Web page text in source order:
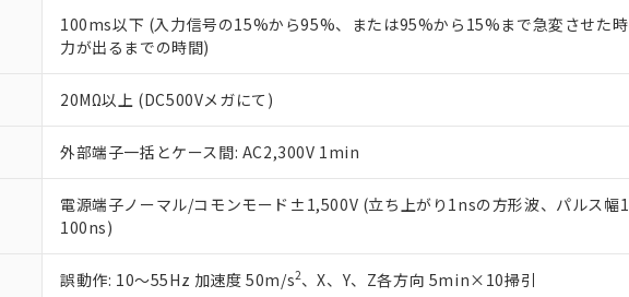
100ms以下 (入力信号の15%から95%、または95%から15%まで急変させた
力が出るまでの時間)
20MΩ以上 (DC500Vメガにて)
外部端子一括とケース間: AC2,300V 1min
電源端子ノーマル/コモンモード±1,500V (立ち上がり1nsの方形波、パルス幅
100ns)
誤動作: 10～55Hz 加速度 50m/s2、X、Y、Z各方向 5min×10掃引
EU RoHS指令（10物質）の非含有証明書
51物質の非含有証明書（当社基準）
※本証明書は発行日時点で非含有を証明するもので、過去に遡って非含有を証明するも
また、RoHS指令のフタル酸エステル類４物質の対応では、対応完了までの期間は出
混在することから備考欄に対応日を記載しておりました。
既に当社にて対応品への在庫切替を完了していることから、特段のことがない限り、
り割愛しております。